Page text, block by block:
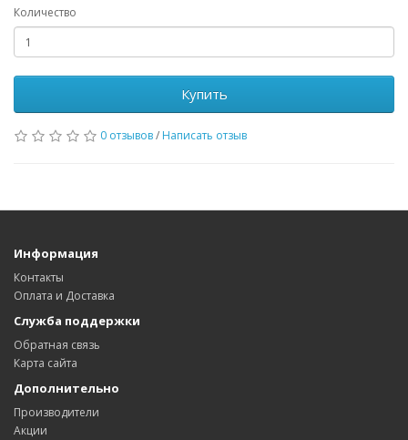
Количество
Купить
0 отзывов/ Написать отзыв
Информация
Контакты
Оплата и Доставка
Служба поддержки
Обратная связь
Карта сайта
Дополнительно
Производители
Акции